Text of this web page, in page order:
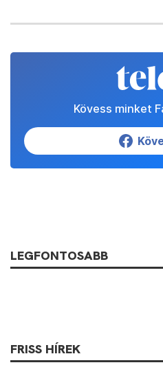
Kövess minket
LEGFONTOSABB
FRISS HÍREK